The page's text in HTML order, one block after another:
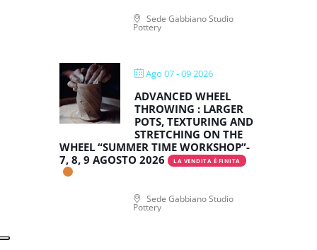
Sede Gabbiano Studio
Pottery
Ago 07 - 09 2026
ADVANCED WHEEL
THROWING : LARGER
POTS, TEXTURING AND
STRETCHING ON THE
WHEEL “SUMMER TIME WORKSHOP”-
7, 8, 9 AGOSTO 2026
LA VENDITA È FINITA
Sede Gabbiano Studio
Pottery